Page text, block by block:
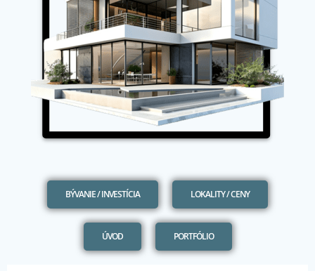
BÝVANIE / INVESTÍCIA LOKALITY / CENY
ÚVOD PORTFÓLIO